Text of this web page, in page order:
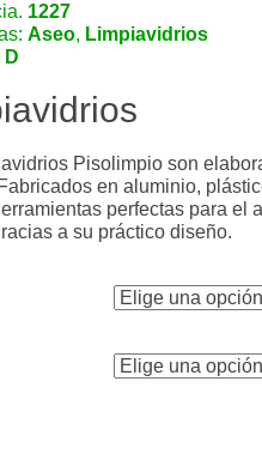
1227
Aseo, Limpiavidrios
D
Pisolimpio son
en aluminio,
perfectas para el
a su práctico diseño.